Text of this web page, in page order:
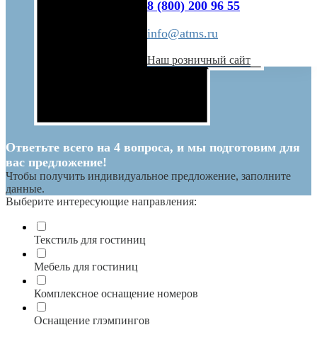
8 (800) 200 96 55
info@atms.ru
Наш розничный сайт
Ответьте всего на 4 вопроса, и мы подготовим для
вас предложение!
Чтобы получить индивидуальное предложение, заполните
данные.
Выберите интересующие направления:
Текстиль для гостиниц
Мебель для гостиниц
Комплексное оснащение номеров
Оснащение глэмпингов